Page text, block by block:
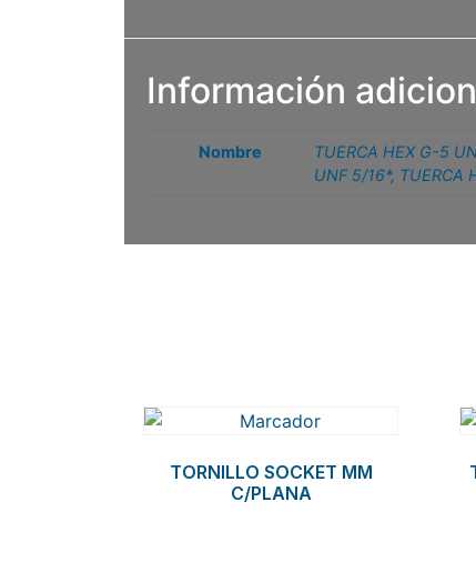
Información
Nombre TUERCA HEX G-5
UNF 5/16*, TUERCA
TORNILLO SOCKET MM
C/PLANA